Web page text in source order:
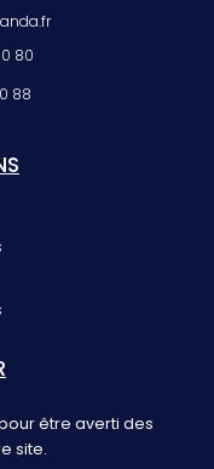
80
88
être averti des
site.